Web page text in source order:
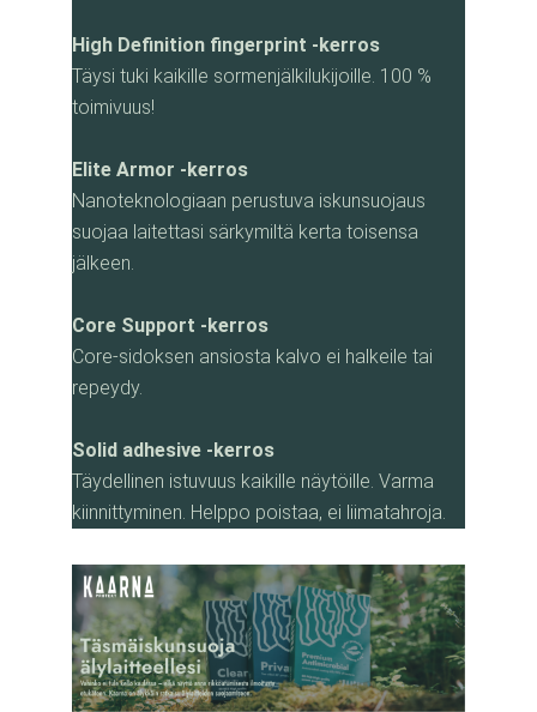
High Definition fingerprint -kerros
Täysi tuki kaikille sormenjälkilukijoille. 100 %
toimivuus!
Elite Armor -kerros
Nanoteknologiaan perustuva iskunsuojaus
suojaa laitettasi särkymiltä kerta toisensa
jälkeen.
Core Support -kerros
Core-sidoksen ansiosta kalvo ei halkeile tai
repeydy.
Solid adhesive -kerros
Täydellinen istuvuus kaikille näytöille. Varma
kiinnittyminen. Helppo poistaa, ei liimatahroja.